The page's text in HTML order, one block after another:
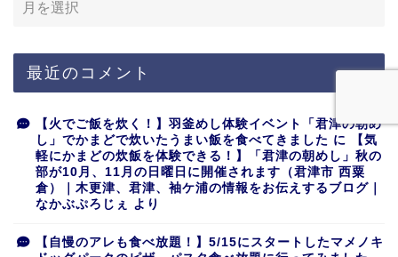
最近のコメント
【火でご飯を炊く！】羽釜めし体験イベント「君津の朝め
し」でかまどで炊いたうまい飯を食べてきました に
【気
軽にかまどの炊飯を体験できる！】「君津の朝めし」秋の
部が10月、11月の日曜日に開催されます（君津市 西粟
倉）｜木更津、君津、袖ケ浦の情報をお伝えするブログ｜
なかぶぷろじぇ
より
【自慢のアレも食べ放題！】5/15にスタートしたマメノキ